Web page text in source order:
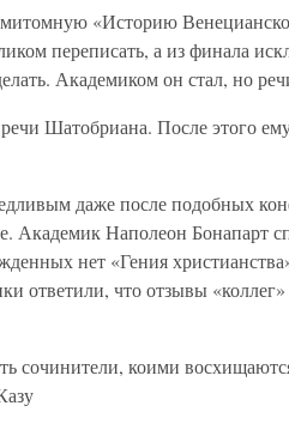
«Историю
переписать, а из финала
Академиком он стал, но
Шатобриана. После этого
даже после подобных
Академик Наполеон Бонапарт
нет «Гения
ответили, что отзывы
сочинители, коими